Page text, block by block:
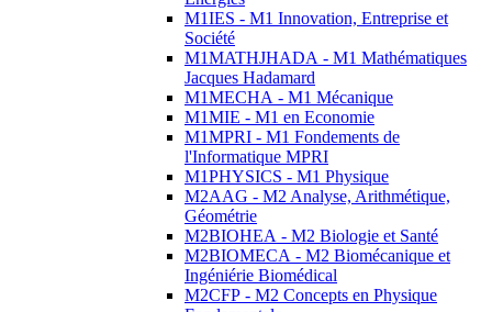
M1IES - M1 Innovation, Entreprise et
Société
M1MATHJHADA - M1 Mathématiques
Jacques Hadamard
M1MECHA - M1 Mécanique
M1MIE - M1 en Economie
M1MPRI - M1 Fondements de
l'Informatique MPRI
M1PHYSICS - M1 Physique
M2AAG - M2 Analyse, Arithmétique,
Géométrie
M2BIOHEA - M2 Biologie et Santé
M2BIOMECA - M2 Biomécanique et
Ingéniérie Biomédical
M2CFP - M2 Concepts en Physique